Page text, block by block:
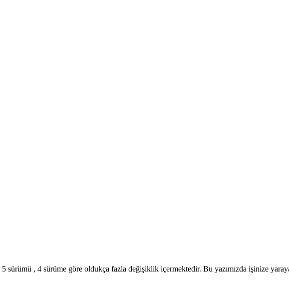
, 4 sürüme göre oldukça fazla değişiklik içermektedir. Bu yazımızda işinize